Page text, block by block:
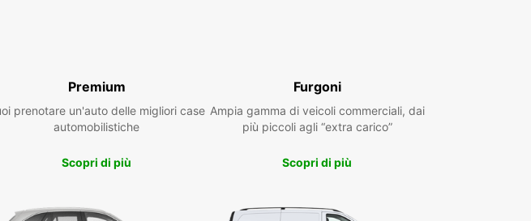
Noleggio disponibile per privati e imprese
Ideale per traslochi, consegne e trasporto merci
Flotta ampia con furgoni e camion da 2m³ a 20m³
Ritiro comodo in centro città, aeroporto o stazione
Prenotazione online semplice e veloce con
Premium
prenotare un'auto delle migliori case
automobilistiche
Scopri di più
Furgoni
Ampia gamma di veicoli commerciali, dai
più piccoli agli “extra carico”
Scopri di più